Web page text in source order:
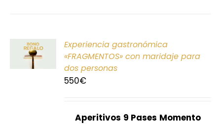
Experiencia gastronómica
«FRAGMENTOS» con maridaje para
dos personas
550€
Aperitivos 9 Pases Momento